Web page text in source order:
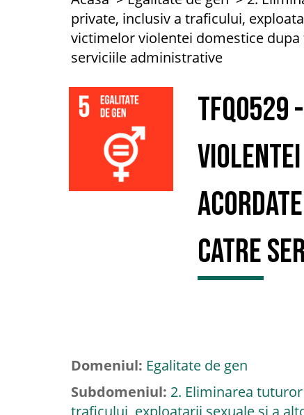
private, inclusiv a traficului,
victimelor violentei domestice
serviciile administrative
catre
Domeniul: Egalitate de gen
Subdomeniul: 2. Eliminarea
traficului, exploatarii sexuale si a